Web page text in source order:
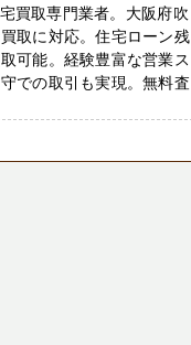
買取専門業者。大阪府吹
取に対応。住宅ローン残
可能。経験豊富な営業ス
での取引も実現。無料査